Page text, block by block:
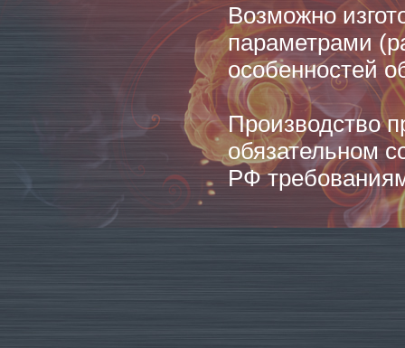
Возможно
параметрами
особенностей
Производство
обязательном
РФ